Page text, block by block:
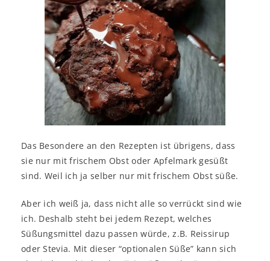
Das Besondere an den Rezepten ist übrigens, dass
sie nur mit frischem Obst oder Apfelmark gesüßt
sind. Weil ich ja selber nur mit frischem Obst süße.
Aber ich weiß ja, dass nicht alle so verrückt sind wie
ich. Deshalb steht bei jedem Rezept, welches
Süßungsmittel dazu passen würde, z.B. Reissirup
oder Stevia. Mit dieser “optionalen Süße” kann sich